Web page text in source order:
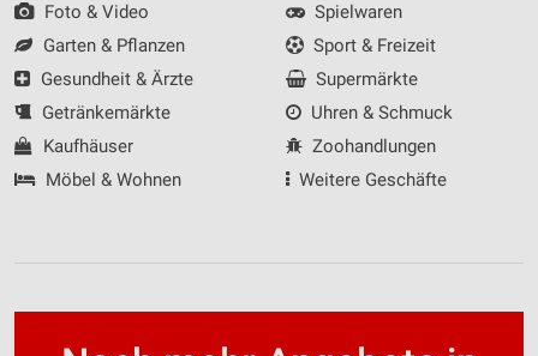
Foto & Video
Garten & Pflanzen
Gesundheit & Ärzte
Getränkemärkte
Kaufhäuser
Möbel & Wohnen
Spielwaren
Sport & Freizeit
Supermärkte
Uhren & Schmuck
Zoohandlungen
Weitere Geschäfte